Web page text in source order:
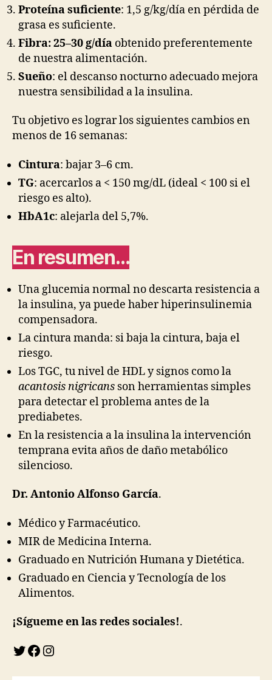
Proteína suficiente: 1,5 g/kg/día en pérdida de
grasa es suficiente.
Fibra: 25–30 g/día obtenido preferentemente
de nuestra alimentación.
Sueño: el descanso nocturno adecuado mejora
nuestra sensibilidad a la insulina.
Tu objetivo es lograr los siguientes cambios en
menos de 16 semanas:
Cintura: bajar 3–6 cm.
TG: acercarlos a < 150 mg/dL (ideal < 100 si el
riesgo es alto).
HbA1c: alejarla del 5,7%.
En resumen…
Una glucemia normal no descarta resistencia a
la insulina, ya puede haber hiperinsulinemia
compensadora.
La cintura manda: si baja la cintura, baja el
riesgo.
Los TGC, tu nivel de HDL y signos como la
acantosis nigricans son herramientas simples
para detectar el problema antes de la
prediabetes.
En la resistencia a la insulina la intervención
temprana evita años de daño metabólico
silencioso.
Dr. Antonio Alfonso García.
Médico y Farmacéutico.
MIR de Medicina Interna.
Graduado en Nutrición Humana y Dietética.
Graduado en Ciencia y Tecnología de los
Alimentos.
¡Sígueme en las redes sociales!.
Twitter
Facebook
Instagram